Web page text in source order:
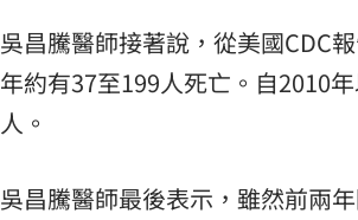
吳昌騰醫師接著說，從美國CDC
年約有37至199人死亡。自2010
人。
吳昌騰醫師最後表示，雖然前兩